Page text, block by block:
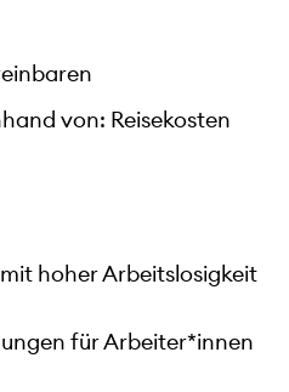
von: Reisekosten
hoher Arbeitslosigkeit
für Arbeiter*innen